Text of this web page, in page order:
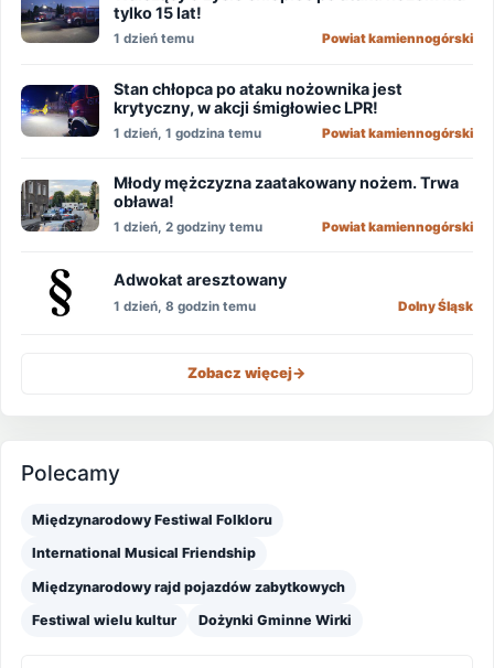
tylko 15 lat!
1 dzień temu Powiat kamiennogórski
Stan chłopca po ataku nożownika jest
krytyczny, w akcji śmigłowiec LPR!
1 dzień, 1 godzina temu Powiat kamiennogórski
Młody mężczyzna zaatakowany nożem. Trwa
obława!
1 dzień, 2 godziny temu Powiat kamiennogórski
Adwokat aresztowany
1 dzień, 8 godzin temu Dolny Śląsk
Zobacz więcej->
Polecamy
Międzynarodowy Festiwal Folkloru
International Musical Friendship
Międzynarodowy rajd pojazdów zabytkowych
Festiwal wielu kultur Dożynki Gminne Wirki